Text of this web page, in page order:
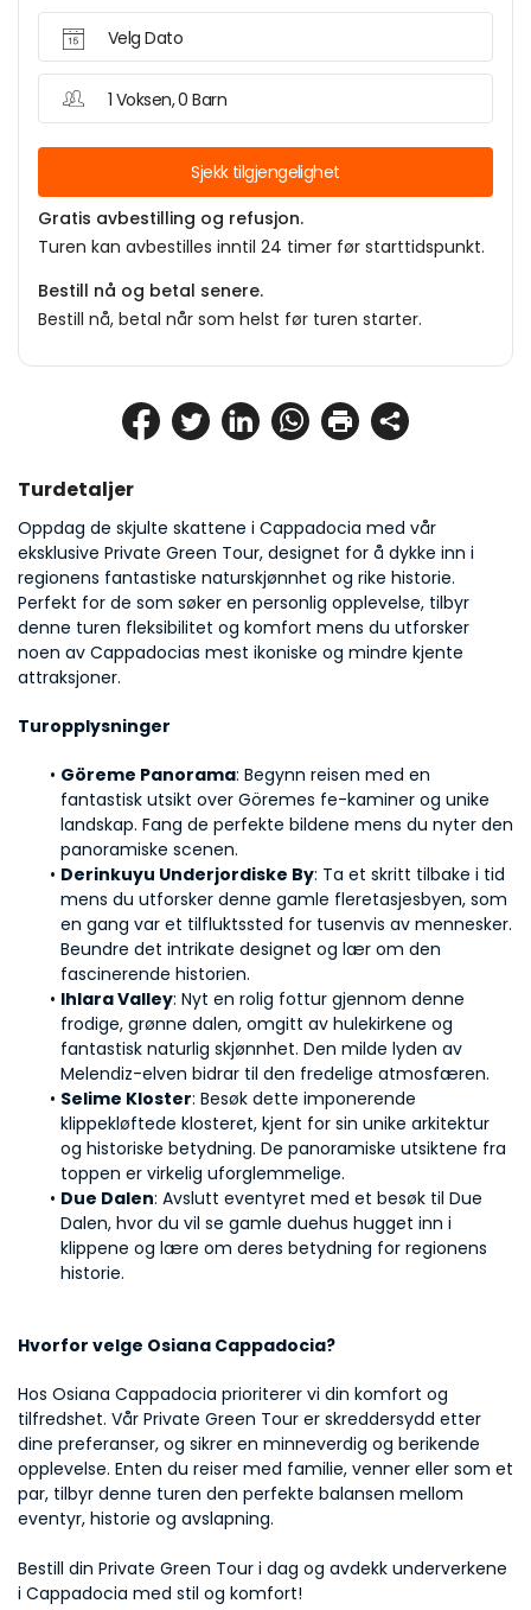
Turdetaljer
Oppdag de skjulte skattene i Cappadocia med vår
eksklusive Private Green Tour, designet for å dykke inn i
regionens fantastiske naturskjønnhet og rike historie.
Perfekt for de som søker en personlig opplevelse, tilbyr
denne turen fleksibilitet og komfort mens du utforsker
noen av Cappadocias mest ikoniske og mindre kjente
attraksjoner.
Turopplysninger
Göreme Panorama: Begynn reisen med en
fantastisk utsikt over Göremes fe-kaminer og unike
landskap. Fang de perfekte bildene mens du nyter den
panoramiske scenen.
Derinkuyu Underjordiske By: Ta et skritt tilbake i tid
mens du utforsker denne gamle fleretasjesbyen, som
en gang var et tilfluktssted for tusenvis av mennesker.
Beundre det intrikate designet og lær om den
fascinerende historien.
Ihlara Valley: Nyt en rolig fottur gjennom denne
frodige, grønne dalen, omgitt av hulekirkene og
fantastisk naturlig skjønnhet. Den milde lyden av
Melendiz-elven bidrar til den fredelige atmosfæren.
Selime Kloster: Besøk dette imponerende
klippekløftede klosteret, kjent for sin unike arkitektur
og historiske betydning. De panoramiske utsiktene fra
toppen er virkelig uforglemmelige.
Due Dalen: Avslutt eventyret med et besøk til Due
Dalen, hvor du vil se gamle duehus hugget inn i
klippene og lære om deres betydning for regionens
historie.
Hvorfor velge Osiana Cappadocia?
Hos Osiana Cappadocia prioriterer vi din komfort og
tilfredshet. Vår Private Green Tour er skreddersydd etter
dine preferanser, og sikrer en minneverdig og berikende
opplevelse. Enten du reiser med familie, venner eller som et
par, tilbyr denne turen den perfekte balansen mellom
eventyr, historie og avslapning.
Bestill din Private Green Tour i dag og avdekk underverkene
i Cappadocia med stil og komfort!
Velg Dato
1 Voksen, 0 Barn
Sjekk tilgjengelighet
Gratis avbestilling og refusjon.
Turen kan avbestilles inntil 24 timer før starttidspunkt.
Bestill nå og betal senere.
Bestill nå, betal når som helst før turen starter.